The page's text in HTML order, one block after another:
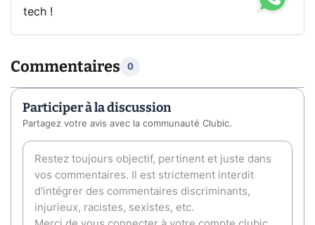
tech !
Commentaires 0
Participer à la discussion
Partagez votre avis avec la communauté Clubic.